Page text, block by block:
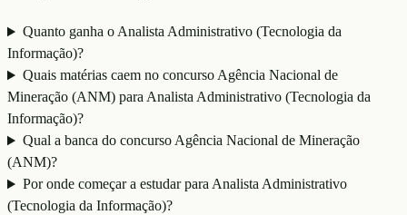
Quanto ganha o Analista Administrativo (Tecnologia da
Informação)?
Quais matérias caem no concurso Agência Nacional de
Mineração (ANM) para Analista Administrativo (Tecnologia da
Informação)?
Qual a banca do concurso Agência Nacional de Mineração
(ANM)?
Por onde começar a estudar para Analista Administrativo
(Tecnologia da Informação)?